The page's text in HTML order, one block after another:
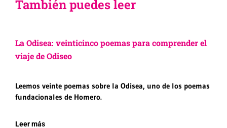
También puedes leer
La Odisea: veinticinco poemas para comprender el
viaje de Odiseo
Leemos veinte poemas sobre la Odisea, uno de los poemas
fundacionales de Homero.
Leer más